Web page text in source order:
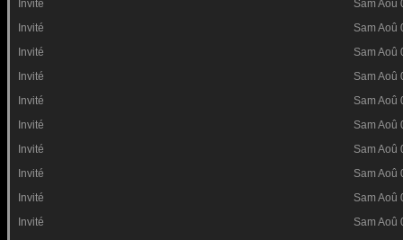
Invité
Sam Aoû
Invité
Sam Aoû
Invité
Sam Aoû
Invité
Sam Aoû
Invité
Sam Aoû
Invité
Sam Aoû
Invité
Sam Aoû
Invité
Sam Aoû
Invité
Sam Aoû
Invité
Sam Aoû